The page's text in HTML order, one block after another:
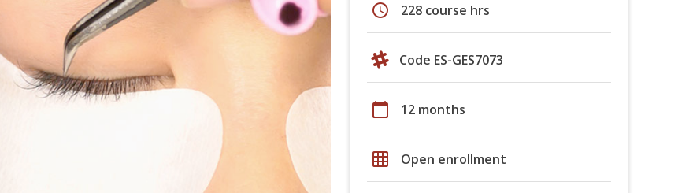
schedule 228 course hrs
Code ES-GES7073
calendar_today 12 months
grid_on Open enrollment